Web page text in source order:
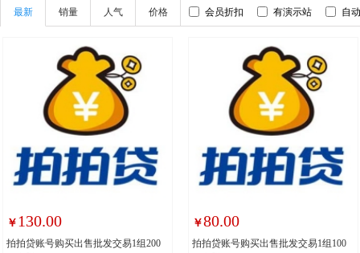
最新 销量 人气 价格 会员折扣 有演示站 自
￥ 130.00
拍拍贷账号购买出售批发交易1组200
￥80.00
拍拍贷账号购买出售批发交易1组100